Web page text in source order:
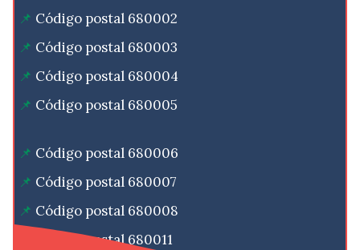
Código postal 680002
Código postal 680003
Código postal 680004
Código postal 680005
Código postal 680006
Código postal 680007
Código postal 680008
Código postal 680011